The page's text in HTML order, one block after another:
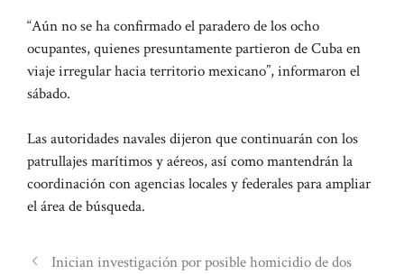
“Aún no se ha confirmado el paradero de los ocho
ocupantes, quienes presuntamente partieron de Cuba en
viaje irregular hacia territorio mexicano”, informaron el
sábado.
Las autoridades navales dijeron que continuarán con los
patrullajes marítimos y aéreos, así como mantendrán la
coordinación con agencias locales y federales para ampliar
el área de búsqueda.
Inician investigación por posible homicidio de dos